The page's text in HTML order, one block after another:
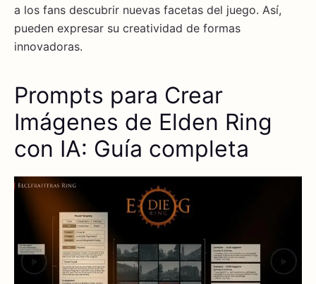
a los fans descubrir nuevas facetas del juego. Así,
pueden expresar su creatividad de formas
innovadoras.
Prompts para Crear
Imágenes de Elden Ring
con IA: Guía completa